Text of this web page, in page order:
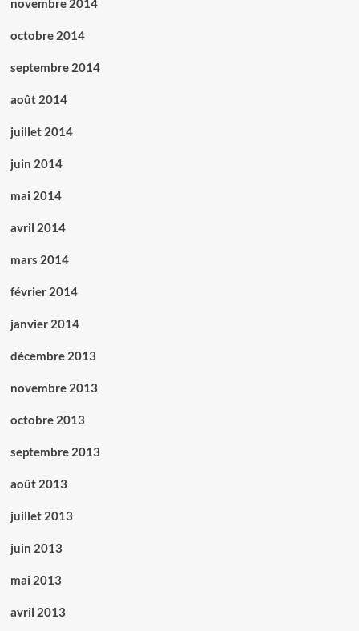
novembre 2014
octobre 2014
septembre 2014
août 2014
juillet 2014
juin 2014
mai 2014
avril 2014
mars 2014
février 2014
janvier 2014
décembre 2013
novembre 2013
octobre 2013
septembre 2013
août 2013
juillet 2013
juin 2013
mai 2013
avril 2013